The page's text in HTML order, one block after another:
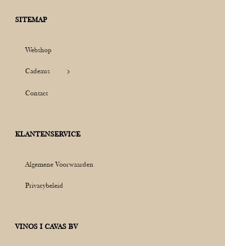
SITEMAP
Webshop
Cadeaus
Contact
KLANTENSERVICE
Algemene Voorwaarden
Privacybeleid
VINOS I CAVAS BV